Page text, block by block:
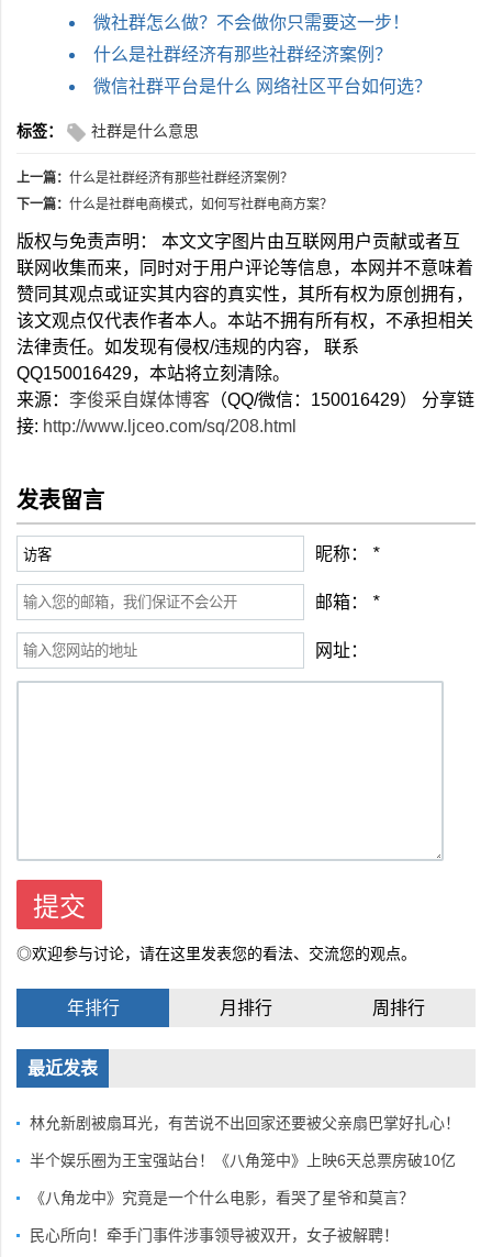
微社群怎么做？不会做你只需要这一步！
什么是社群经济有那些社群经济案例？
微信社群平台是什么 网络社区平台如何选？
标签： 社群是什么意思
上一篇： 什么是社群经济有那些社群经济案例？
下一篇： 什么是社群电商模式，如何写社群电商方案？
版权与免责声明： 本文文字图片由互联网用户贡献或者互
联网收集而来，同时对于用户评论等信息，本网并不意味着
赞同其观点或证实其内容的真实性，其所有权为原创拥有，
该文观点仅代表作者本人。本站不拥有所有权，不承担相关
法律责任。如发现有侵权/违规的内容， 联系
QQ150016429，本站将立刻清除。
来源： 李俊采自媒体博客 （QQ/微信：150016429） 分享链
接: http://www.ljceo.com/sq/208.html
发表留言
昵称： *
邮箱： *
网址：
◎欢迎参与讨论，请在这里发表您的看法、交流您的观点。
年排行 月排行 周排行
最近发表
林允新剧被扇耳光，有苦说不出回家还要被父亲扇巴掌好扎心！
半个娱乐圈为王宝强站台！《八角笼中》上映6天总票房破10亿
《八角龙中》究竟是一个什么电影，看哭了星爷和莫言？
民心所向！牵手门事件涉事领导被双开，女子被解聘！